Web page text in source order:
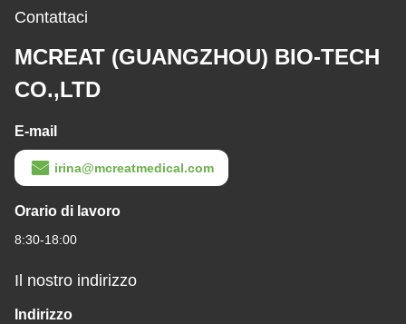
Contattaci
MCREAT (GUANGZHOU) BIO-TECH
CO.,LTD
E-mail
irina@mcreatmedical.com
Orario di lavoro
8:30-18:00
Il nostro indirizzo
Indirizzo